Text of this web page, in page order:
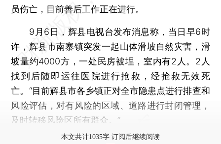
员伤亡，目前善后工作正在进行。
9月6日，辉县电视台发布消息称，当日早6时
许，辉县市南寨镇突发一起山体滑坡自然灾害，滑
坡量约4000方，一处民房被埋，室内有2人。2人
找到后随即运往医院进行抢救，经抢救无效死
亡。“目前辉县市各乡镇正对全市隐患点进行排查和
风险评估，对有风险的区域、道路进行封闭管理，
及时转移风险区所有群众。”
本文共计1035字 订阅后继续阅读